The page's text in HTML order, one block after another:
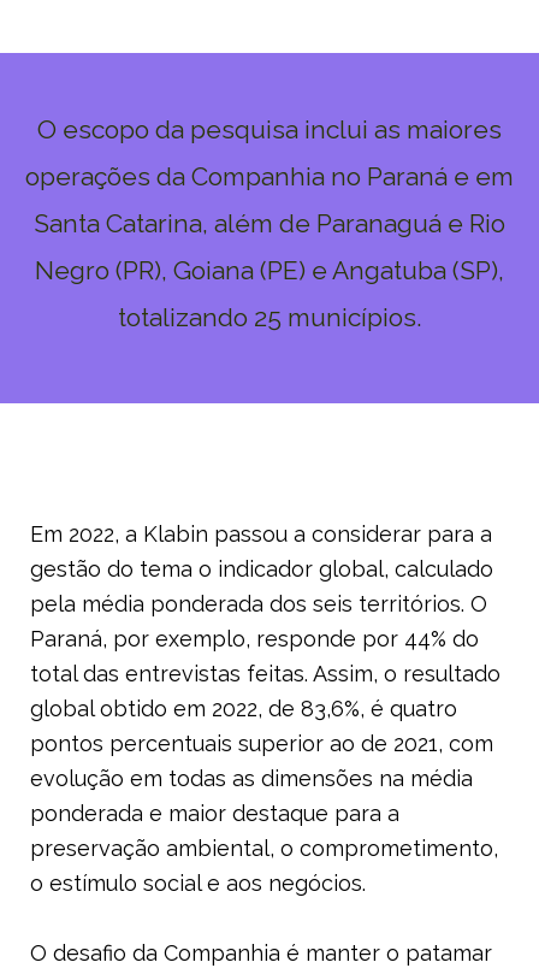
O escopo da pesquisa inclui as maiores
operações da Companhia no Paraná e em
Santa Catarina, além de Paranaguá e Rio
Negro (PR), Goiana (PE) e Angatuba (SP),
totalizando 25 municípios.
Em 2022, a Klabin passou a considerar para a
gestão do tema o indicador global, calculado
pela média ponderada dos seis territórios. O
Paraná, por exemplo, responde por 44% do
total das entrevistas feitas. Assim, o resultado
global obtido em 2022, de 83,6%, é quatro
pontos percentuais superior ao de 2021, com
evolução em todas as dimensões na média
ponderada e maior destaque para a
preservação ambiental, o comprometimento,
o estímulo social e aos negócios.
O desafio da Companhia é manter o patamar